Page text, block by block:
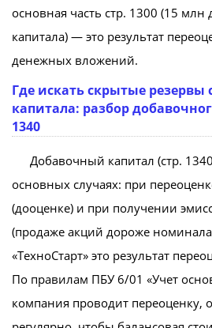
основная часть стр. 1300 (15 млн
капитала) — это результат
денежных вложений.
Где искать скрытые резервы
капитала: разбор
1340
Добавочный капитал (стр.
основных случаях: при
(дооценке) и при получении
(продаже акций дороже
«ТехноСтарт» это результат
По правилам ПБУ 6/01 «Учет
компания проводит переоценку,